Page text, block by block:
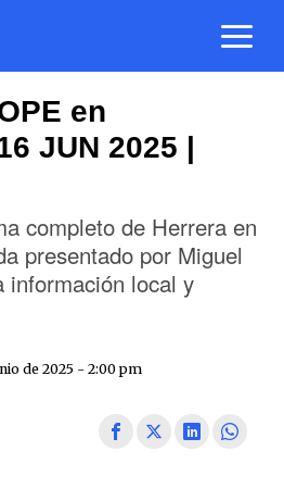
en
JUN 2025 |
completo de Herrera en
presentado por Miguel
información local y
de 2025 - 2:00 pm